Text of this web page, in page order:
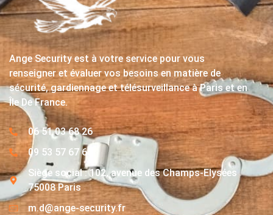
Ange Security est à votre service pour vous
renseigner et évaluer vos besoins en matière de
sécurité, gardiennage et télésurveillance à Paris et en
Île De France.
06 51 03 68 26
09 53 57 67 63
Siège social : 102, avenue des Champs-Elysées
75008 Paris
m.d@ange-security.fr